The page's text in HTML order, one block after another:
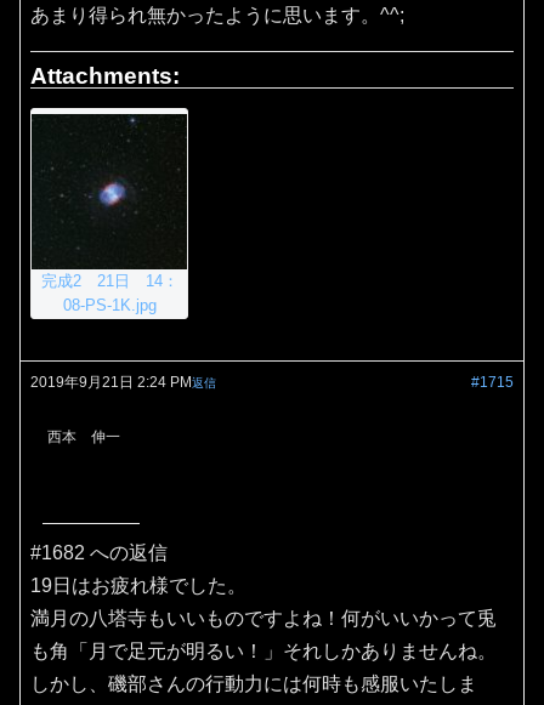
あまり得られ無かったように思います。^^;
Attachments:
完成2 21日 14：
08-PS-1K.jpg
2019年9月21日 2:24 PM #1715
返信
西本 伸一
#1682 への返信
19日はお疲れ様でした。
満月の八塔寺もいいものですよね！何がいいかって兎
も角「月で足元が明るい！」それしかありませんね。
しかし、磯部さんの行動力には何時も感服いたしま